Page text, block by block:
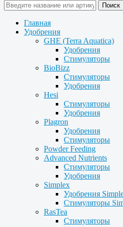
Главная
Удобрения
GHE (Terra Aquatica)
Удобрения
Стимуляторы
BioBizz
Стимуляторы
Удобрения
Hesi
Стимуляторы
Удобрения
Plagron
Удобрения
Стимуляторы
Powder Feeding
Advanced Nutrients
Стимуляторы
Удобрения
Simplex
Удобрения
Стимуляторы
RasTea
Стимуляторы